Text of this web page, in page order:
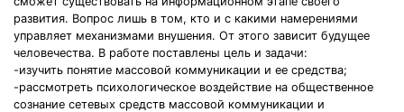
развития. Вопрос лишь в том, кто и с какими намерениями
управляет механизмами внушения. От этого зависит будущее
человечества. В работе поставлены цель и задачи:
-изучить понятие массовой коммуникации и ее средства;
-рассмотреть психологическое воздействие на общественное
сознание сетевых средств массовой коммуникации и